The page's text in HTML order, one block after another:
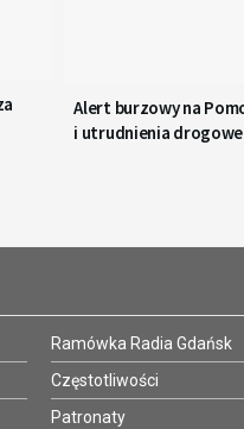
Alert burzowy na
i utrudnienia drogowe
Ramówka Radia Gdańsk
Częstotliwości
Patronaty